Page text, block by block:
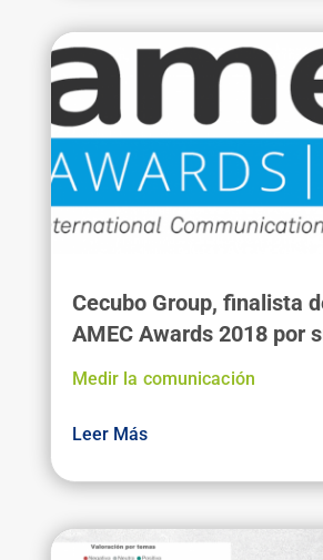
Cecubo Group, finalista
AMEC Awards 2018 por
medición y análisis de la
Medir la comunicación
Leer Más